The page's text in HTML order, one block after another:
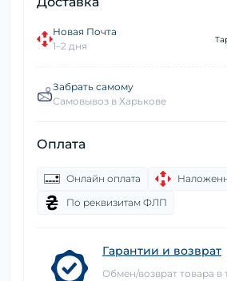
Новая Почта
1–2 дня
Забрать самому
Самовывоз в Харькове
Оплата
Онлайн оплата
По реквизитам ФЛП
Гарантии и возврат
Обмен/возврат товара в